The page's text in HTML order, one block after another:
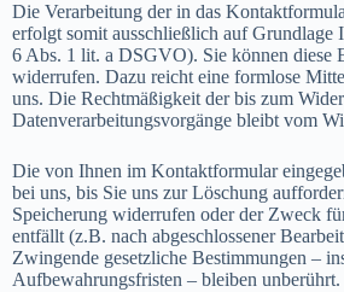
Die Verarbeitung der in das
erfolgt somit ausschließlich auf
6 Abs. 1 lit. a DSGVO). Sie können diese
widerrufen. Dazu reicht eine formlose
uns. Die Rechtmäßigkeit der bis zum
Datenverarbeitungsvorgänge bleibt vom
Die von Ihnen im Kontaktformular
bei uns, bis Sie uns zur Löschung
Speicherung widerrufen oder der Zweck
entfällt (z.B. nach abgeschlossener
Zwingende gesetzliche Bestimmungen –
Aufbewahrungsfristen – bleiben unberührt.